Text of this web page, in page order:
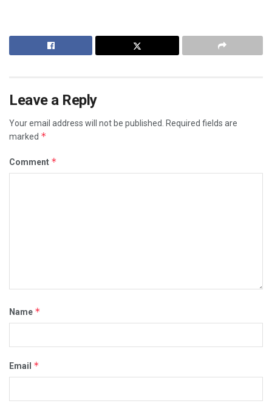
Leave a Reply
Your email address will not be published.
Required fields are
marked *
Comment *
Name *
Email *